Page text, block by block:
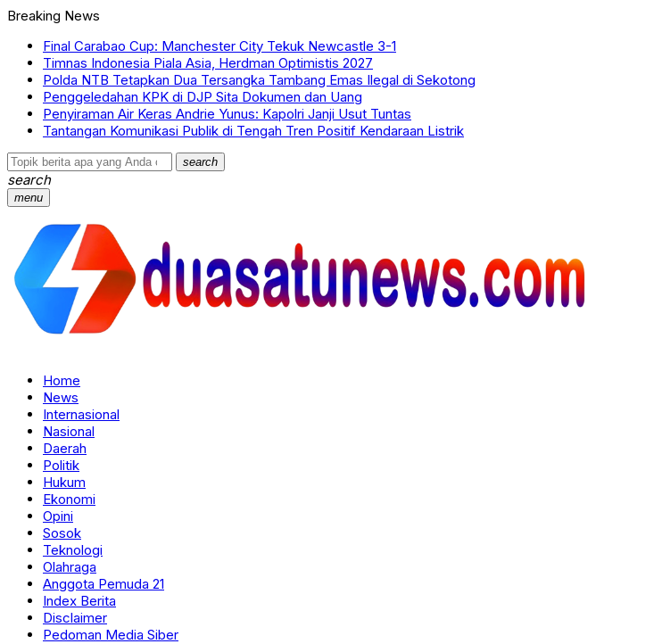
Breaking News
Final Carabao Cup: Manchester City Tekuk Newcastle 3-1
Timnas Indonesia Piala Asia, Herdman Optimistis 2027
Polda NTB Tetapkan Dua Tersangka Tambang Emas Ilegal di Sekotong
Penggeledahan KPK di DJP Sita Dokumen dan Uang
Penyiraman Air Keras Andrie Yunus: Kapolri Janji Usut Tuntas
Tantangan Komunikasi Publik di Tengah Tren Positif Kendaraan Listrik
search
search
menu
Home
News
Internasional
Nasional
Daerah
Politik
Hukum
Ekonomi
Opini
Sosok
Teknologi
Olahraga
Anggota Pemuda 21
Index Berita
Disclaimer
Pedoman Media Siber